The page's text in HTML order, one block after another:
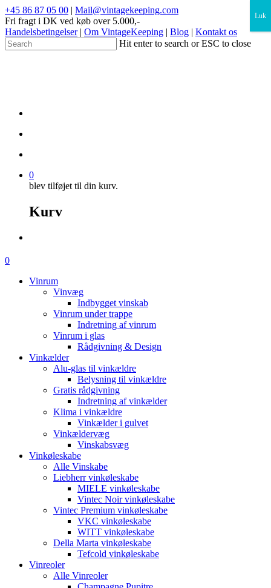
+45 86 87 05 00 | Mail@vintagekeeping.com
Fri fragt i DK ved køb over 5.000,-
Handelsbetingelser| Om VintageKeeping | Blog | Kontakt os
Hit enter to search or ESC to close
0
blev tilføjet til din kurv.
Kurv
0
Vinrum
Vinvæg
Indbygget vinskab
Vinrum under trappe
Indretning af vinrum
Vinrum i glas
Rådgivning & Design
Vinkælder
Alu-glas til vinkældre
Belysning til vinkældre
Gratis rådgivning
Indretning af vinkælder
Klima i vinkældre
Vinkælder i gulvet
Vinkældervæg
Vinskabsvæg
Vinkøleskabe
Alle Vinskabe
Liebherr vinkøleskabe
MIELE vinkøleskabe
Vintec Noir vinkøleskabe
Vintec Premium vinkøleskabe
VKC vinkøleskabe
WITT vinkøleskabe
Della Marta vinkøleskabe
Tefcold vinkøleskabe
Vinreoler
Alle Vinreoler
×
Luk